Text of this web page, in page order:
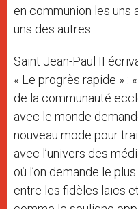
en communion les uns
uns des autres.
Saint Jean-Paul II
« Le progrès rapide » :
de la communauté
avec le monde
nouveau mode pour
avec l’univers des
où l’on demande le
entre les fidèles laïcs